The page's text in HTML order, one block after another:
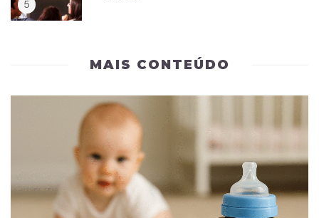
MAIS CONTEÚDO